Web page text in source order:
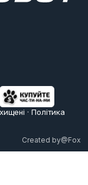
· Політика
Created by@Fox